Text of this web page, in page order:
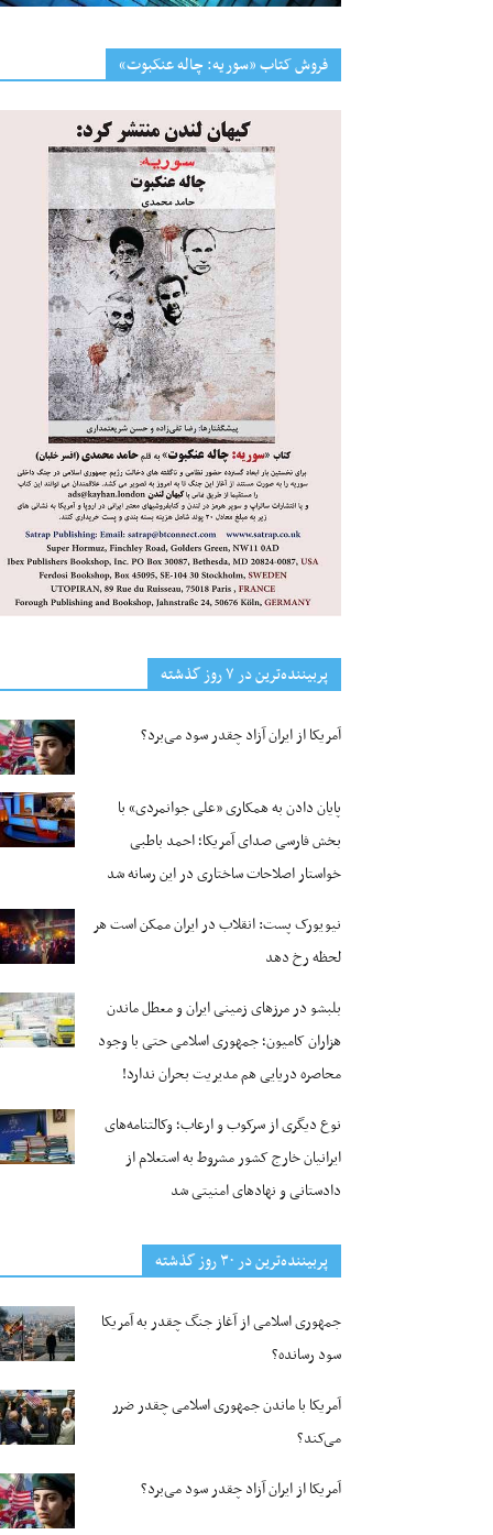
فروش کتاب «سوریه: چاله عنکبوت»
پربیننده‌ترین‌ در ۷ روز گذشته
آمریکا از ایران آزاد چقدر سود می‌برد؟
پایان دادن به همکاری «علی جوانمردی» با
بخش فارسی صدای آمریکا؛ احمد باطبی
خواستار اصلاحات ساختاری در این رسانه شد
نیویورک پست: انقلاب در ایران ممکن است هر
لحظه رخ دهد
بلبشو در مرزهای زمینی ایران و معطل ماندن
هزاران کامیون؛ جمهوری اسلامی حتی با وجود
محاصره دریایی هم مدیریت بحران ندارد!
نوع دیگری از سرکوب و ارعاب؛ وکالتنامه‌های
ایرانیان خارج کشور مشروط به استعلام از
دادستانی و نهادهای امنیتی شد
پربیننده‌ترین‌ در ۳۰ روز گذشته
جمهوری اسلامی از آغاز جنگ چقدر به آمریکا
سود رسانده؟
آمریکا با ماندن جمهوری اسلامی چقدر ضرر
می‌کند؟
آمریکا از ایران آزاد چقدر سود می‌برد؟